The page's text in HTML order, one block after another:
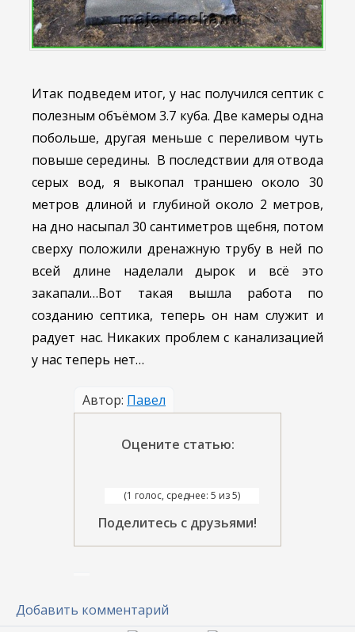
Итак подведем итог, у нас получился септик с
полезным объёмом 3.7 куба. Две камеры одна
побольше, другая меньше с переливом чуть
повыше середины. В последствии для отвода
серых вод, я выкопал траншею около 30
метров длиной и глубиной около 2 метров,
на дно насыпал 30 сантиметров щебня, потом
сверху положили дренажную трубу в ней по
всей длине наделали дырок и всё это
закапали…Вот такая вышла работа по
созданию септика, теперь он нам служит и
радует нас. Никаких проблем с канализацией
у нас теперь нет…
Автор: Павел
Оцените статью:
(1 голос, среднее: 5 из 5)
Поделитесь с друзьями!
Добавить комментарий